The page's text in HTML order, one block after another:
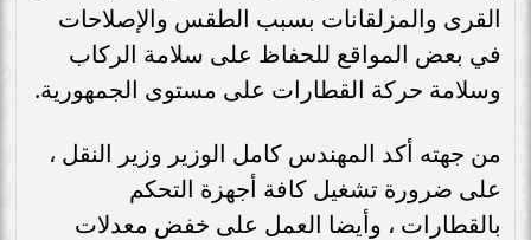
القرى والمزلقانات بسبب الطقس والإصلاحات
في بعض المواقع للحفاظ على سلامة الركاب
وسلامة حركة القطارات على مستوى الجمهورية.
من جهته أكد المهندس كامل الوزير وزير النقل ،
على ضرورة تشغيل كافة أجهزة التحكم
بالقطارات ، وأيضا العمل على خفض معدلات